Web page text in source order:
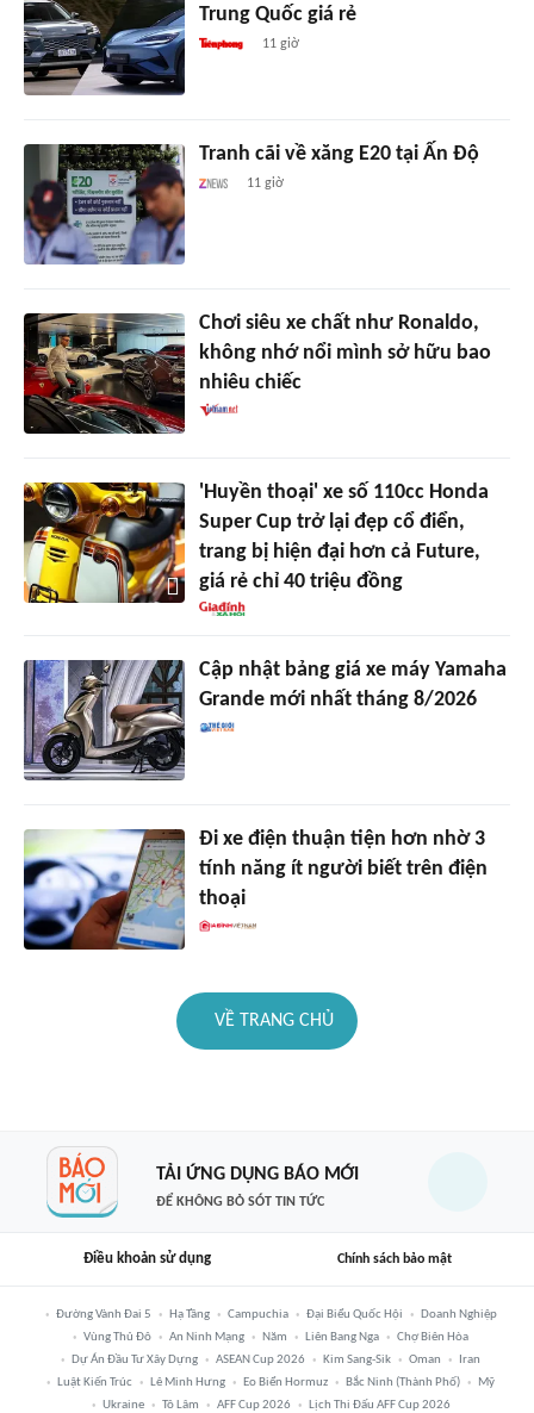
Trung Quốc giá rẻ
11 giờ
Tranh cãi về xăng E20 tại Ấn Độ
11 giờ
Chơi siêu xe chất như Ronaldo,
không nhớ nổi mình sở hữu bao
nhiêu chiếc
'Huyền thoại' xe số 110cc Honda
Super Cup trở lại đẹp cổ điển,
trang bị hiện đại hơn cả Future,
giá rẻ chỉ 40 triệu đồng
Cập nhật bảng giá xe máy Yamaha
Grande mới nhất tháng 8/2026
Đi xe điện thuận tiện hơn nhờ 3
tính năng ít người biết trên điện
thoại
VỀ TRANG CHỦ
TẢI ỨNG DỤNG BÁO MỚI
ĐỂ KHÔNG BỎ SÓT TIN TỨC
Điều khoản sử dụng Chính sách bảo mật
Đường Vành Đai 5 Hạ Tầng Campuchia Đại Biểu Quốc Hội
Doanh Nghiệp
Vùng Thủ Đô
An Ninh Mạng Năm Liên Bang Nga
Chợ Biên Hòa
Dự Án Đầu Tư Xây Dựng
ASEAN Cup 2026 Kim Sang-Sik Oman
Iran
Luật Kiến Trúc
Lê Minh Hưng Eo Biển Hormuz Bắc Ninh (thành Phố)
Mỹ
Ukraine
Tô Lâm AFF Cup 2026 Lịch Thi Đấu AFF Cup 2026